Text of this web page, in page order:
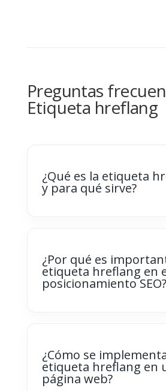
Preguntas
Etiqueta hreflang
¿Qué es la etiqueta
y para qué sirve?
¿Por qué es
etiqueta hreflang en
posicionamiento SEO?
¿Cómo se
etiqueta hreflang en
página web?